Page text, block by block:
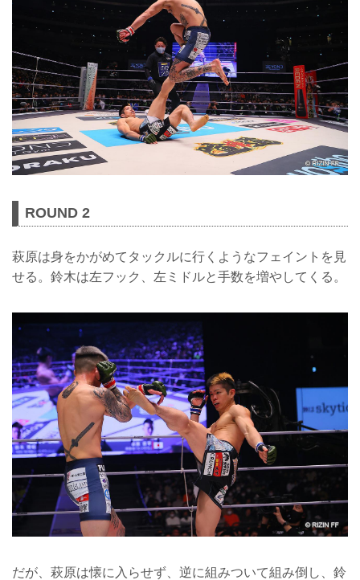
ROUND 2
萩原は身をかがめてタックルに行くようなフェイントを見
せる。鈴木は左フック、左ミドルと手数を増やしてくる。
だが、萩原は懐に入らせず、逆に組みついて組み倒し、鈴